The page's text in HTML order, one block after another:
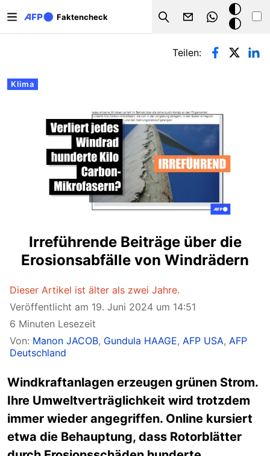
Faktencheck
Search
Dark
Mode
Primäre Reiter
Klima
Teilen:
Irreführende Beiträge über die
Erosionsabfälle von Windrädern
Dieser Artikel ist älter als zwei Jahre.
Veröffentlicht am 19. Juni 2024 um 14:51
6 Minuten Lesezeit
Von: Manon JACOB, Gundula HAAGE, AFP USA, AFP
Deutschland
Windkraftanlagen erzeugen grünen Strom.
Ihre Umweltverträglichkeit wird trotzdem
immer wieder angegriffen. Online kursiert
etwa die Behauptung, dass Rotorblätter